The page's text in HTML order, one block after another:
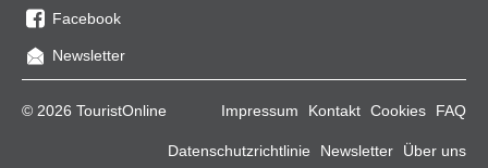
Sie
uns
Facebook
Newsletter
© 2026 TouristOnline Impressum Kontakt Cookies FAQ
Datenschutzrichtlinie Newsletter Über uns